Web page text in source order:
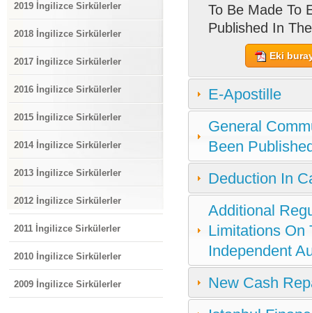
2019 İngilizce Sirkülerler
2018 İngilizce Sirkülerler
2017 İngilizce Sirkülerler
2016 İngilizce Sirkülerler
2015 İngilizce Sirkülerler
2014 İngilizce Sirkülerler
2013 İngilizce Sirkülerler
2012 İngilizce Sirkülerler
2011 İngilizce Sirkülerler
2010 İngilizce Sirkülerler
2009 İngilizce Sirkülerler
To Be Made To
Published In
Eki
E-Apostille
General
Been
Deduction In
Additional
Limitations On
Independent
New Cash